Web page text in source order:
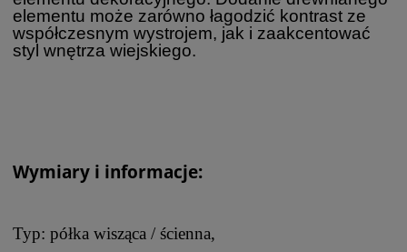
elementu może zarówno łagodzić kontrast ze
współczesnym wystrojem, jak i zaakcentować
styl wnętrza wiejskiego.
Wymiary i informacje:
Typ: półka wisząca / ścienna,